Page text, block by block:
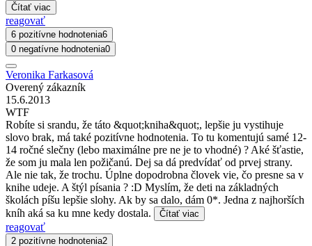
Čítať viac
reagovať
6 pozitívne hodnotenia6
0 negatívne hodnotenia0
Veronika Farkasová
Overený zákazník
15.6.2013
WTF
Robíte si srandu, že táto &quot;kniha&quot;, lepšie ju vystihuje
slovo brak, má také pozitívne hodnotenia. To tu komentujú samé 12-
14 ročné slečny (lebo maximálne pre ne je to vhodné) ? Aké šťastie,
že som ju mala len požičanú. Dej sa dá predvídať od prvej strany.
Ale nie tak, že trochu. Úplne dopodrobna človek vie, čo presne sa v
knihe udeje. A štýl písania ? :D Myslím, že deti na základných
školách píšu lepšie slohy. Ak by sa dalo, dám 0*. Jedna z najhorších
kníh aká sa ku mne kedy dostala.
Čítať viac
reagovať
2 pozitívne hodnotenia2